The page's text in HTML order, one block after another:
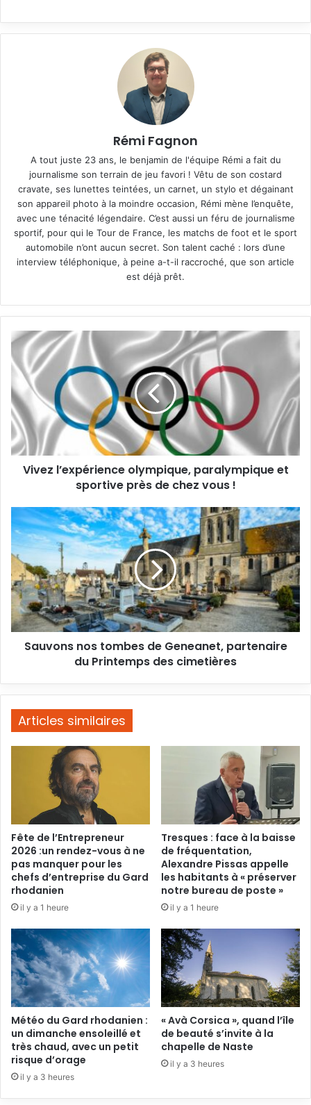
Rémi Fagnon
A tout juste 23 ans, le benjamin de l'équipe Rémi a fait du
journalisme son terrain de jeu favori ! Vêtu de son costard
cravate, ses lunettes teintées, un carnet, un stylo et dégainant
son appareil photo à la moindre occasion, Rémi mène l’enquête,
avec une ténacité légendaire. C’est aussi un féru de journalisme
sportif, pour qui le Tour de France, les matchs de foot et le sport
automobile n’ont aucun secret. Son talent caché : lors d’une
interview téléphonique, à peine a-t-il raccroché, que son article
est déjà prêt.
Vivez
l’expérience
olympique,
paralympique
et
sportive
près
de
chez
vousVivez l’expérience olympique, paralympique et
sportive près de chez vous !
Sauvons
nos
tombes
de Geneanet,
partenaire
du
Printemps
des
cimetières
Sauvons nos tombes de Geneanet, partenaire
du Printemps des cimetières
Articles similaires
Fête de l’Entrepreneur
2026 :un rendez-vous à ne
pas manquer pour les
chefs d’entreprise du Gard
rhodanien
il y a 1 heure
Tresques : face à la baisse
de fréquentation,
Alexandre Pissas appelle
les habitants à « préserver
notre bureau de poste »
il y a 1 heure
Météo du Gard rhodanien :
un dimanche ensoleillé et
très chaud, avec un petit
risque d’orage
il y a 3 heures
« Avà Corsica », quand l’île
de beauté s’invite à la
chapelle de Naste
il y a 3 heures